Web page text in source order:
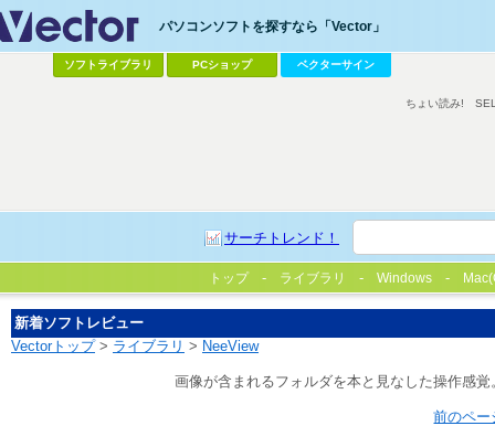
パソコンソフトを探すなら「Vector」
ソフトライブラリ PCショップ ベクターサイン
サーチトレンド！
ちょい読み!
トップ ライブラリ Windows
新着ソフトレビュー
Vectorトップ> ライブラリ > NeeView
画像が含まれるフォルダを本と見なした操作感
前のペー